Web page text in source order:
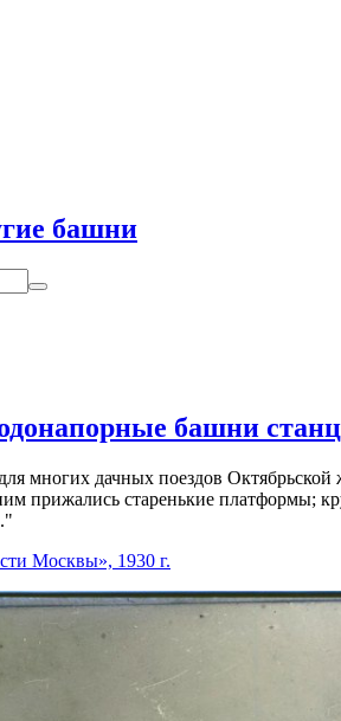
башни
башни
многих дачных поездов
прижались старенькие платформы;
Москвы», 1930 г.